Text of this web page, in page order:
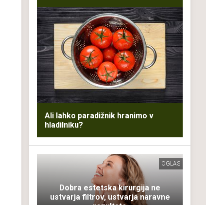
Ali lahko paradižnik hranimo v
hladilniku?
OGLAS
Dobra estetska kirurgija ne
ustvarja filtrov, ustvarja naravne